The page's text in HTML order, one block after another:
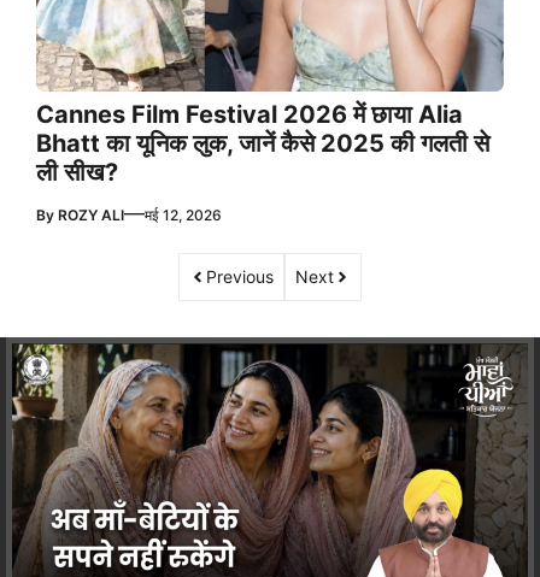
Cannes Film Festival 2026 में छाया Alia
Bhatt का यूनिक लुक, जानें कैसे 2025 की गलती से
ली सीख?
By ROZY ALI—मई 12, 2026
Previous Next